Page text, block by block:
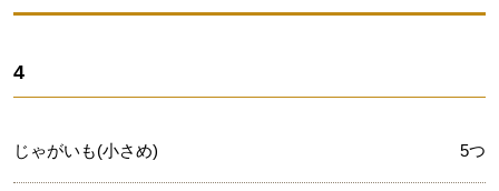
4
じゃがいも(小さめ) 5つ